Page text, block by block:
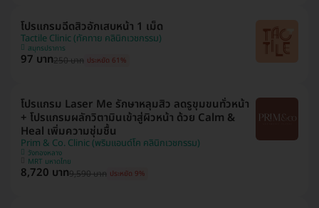
โปรแกรมฉีดสิวอักเสบหน้า 1 เม็ด
Tactile Clinic (ทัคทาย คลินิกเวชกรรม)
สมุทรปราการ
97 บาท250 บาท ประหยัด 61%
โปรแกรม Laser Me รักษาหลุมสิว ลดรูขุมขนทั่วหน้า
+ โปรแกรมผลักวิตามินเข้าสู่ผิวหน้า ด้วย Calm &
Heal เพิ่มความชุ่มชื้น
Prim & Co. Clinic (พริมแอนด์โค คลินิกเวชกรรม)
วังทองหลาง
MRT มหาดไทย
8,720 บาท9,590 บาท ประหยัด 9%